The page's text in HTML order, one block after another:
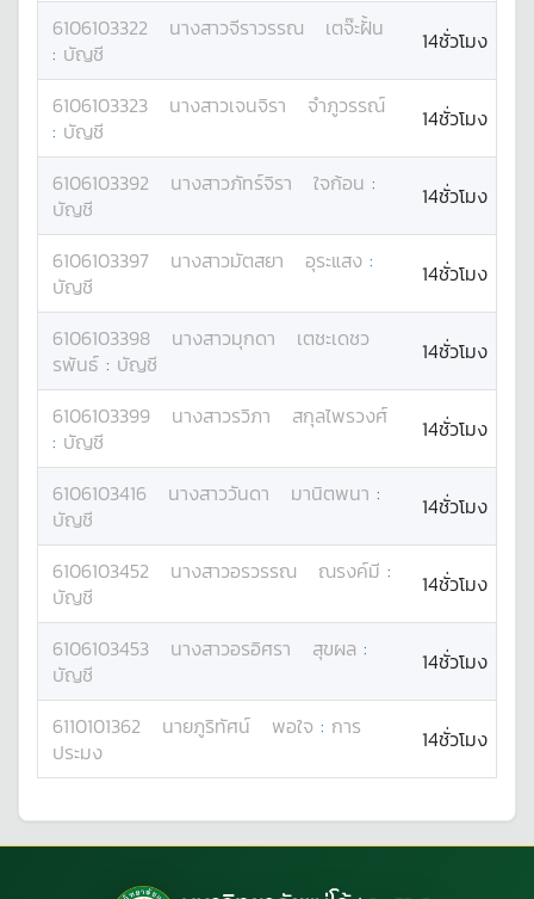
6106103322 นางสาวจีราวรรณ
เตจ๊ะฝั้น
: บัญชี 14ชั่วโมง
6106103323 นางสาวเจนจิรา
จำภูวรรณ์
: บัญชี 14ชั่วโมง
6106103392 นางสาวภัทร์จิรา ใจก้อน :
บัญชี
14ชั่วโมง
6106103397 นางสาวมัตสยา อุระแสง :
บัญชี
14ชั่วโมง
6106103398 นางสาวมุกดา
เตชะเดชว
รพันธ์ : บัญชี 14ชั่วโมง
6106103399 นางสาวรวิภา
สกุลไพรวงศ์
: บัญชี 14ชั่วโมง
6106103416 นางสาววันดา มานิตพนา :
บัญชี
14ชั่วโมง
6106103452 นางสาวอรวรรณ ณรงค์มี :
บัญชี
14ชั่วโมง
6106103453 นางสาวอรอิศรา สุขผล :
บัญชี
14ชั่วโมง
6110101362 นายภูริทัศน์ พอใจ : การ
ประมง
14ชั่วโมง